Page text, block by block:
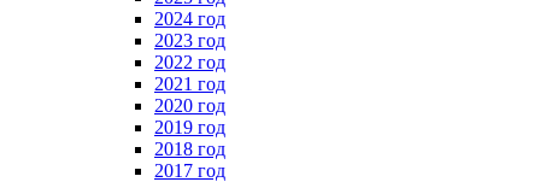
2024 год
2023 год
2022 год
2021 год
2020 год
2019 год
2018 год
2017 год